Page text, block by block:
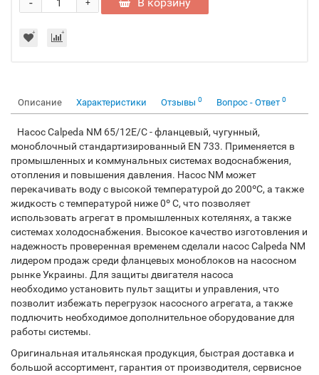
+
-
Описание Характеристики Отзывы 0 Вопрос - Ответ 0
Насос Calpeda NM 65/12E/C - фланцевый, чугунный,
моноблочный стандартизированный EN 733. Применяется в
промышленных и коммунальных системах водоснабжения,
отопления и повышения давления. Насос NM может
перекачивать воду с высокой температурой до 200ºC, а также
жидкость с температурой ниже 0º C, что позволяет
использовать агрегат в промышленных котелянях, а также
системах холодоснабжения. Высокое качество изготовления и
надежность проверенная временем сделали насос Calpeda NM
лидером продаж среди фланцевых моноблоков на насосном
рынке Украины. Для защиты двигателя насоса
необходимо установить пульт защиты и управления, что
позволит избежать перегрузок насосного агрегата, а также
подлючить необходимое дополнительное оборудование для
работы системы.
Оригинальная итальянская продукция, быстрая доставка и
большой ассортимент, гарантия от производителя, сервисное